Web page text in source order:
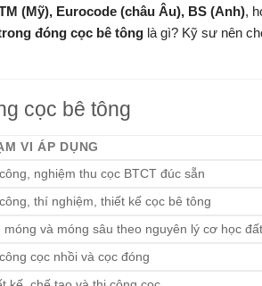
(Mỹ), Eurocode (châu Âu), BS (Anh),
đóng cọc bê tông là gì? Kỹ sư nên
cọc bê tông
VI ÁP DỤNG
nghiệm thu cọc BTCT đúc sẵn
thí nghiệm, thiết kế cọc bê tông
móng và móng sâu theo nguyên lý cơ học đất
cọc nhồi và cọc đóng